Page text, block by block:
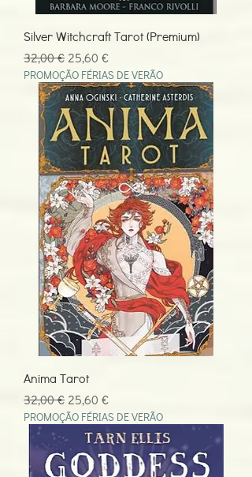
Silver Witchcraft Tarot (Premium)
Preço normal
32,00 € Preço promocional
25,60 €
PROMOÇÃO FÉRIAS DE VERÃO
Anima Tarot
Preço normal
32,00 € Preço promocional
25,60 €
PROMOÇÃO FÉRIAS DE VERÃO